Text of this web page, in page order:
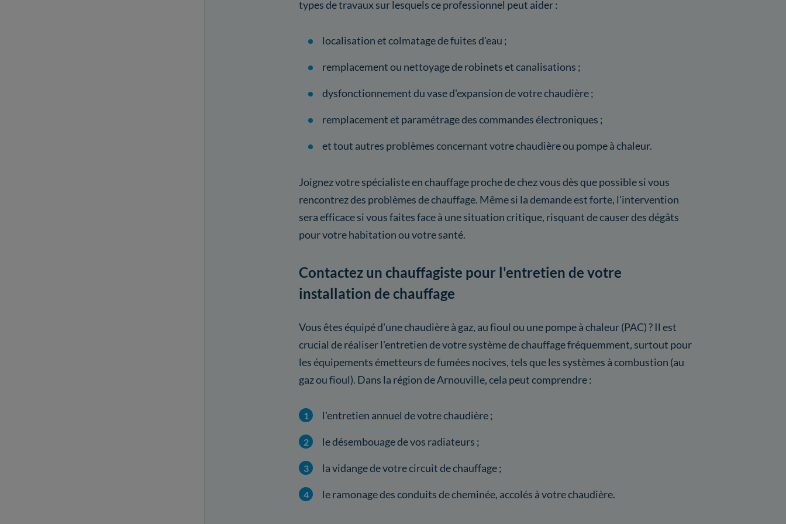
types de travaux sur lesquels ce professionnel peut aider :
localisation et colmatage de fuites d'eau ;
remplacement ou nettoyage de robinets et canalisations ;
dysfonctionnement du vase d'expansion de votre chaudière ;
remplacement et paramétrage des commandes électroniques ;
et tout autres problèmes concernant votre chaudière ou pompe à chaleur.
Joignez votre spécialiste en chauffage proche de chez vous dès que possible si vous
rencontrez des problèmes de chauffage. Même si la demande est forte, l'intervention
sera efficace si vous faites face à une situation critique, risquant de causer des dégâts
pour votre habitation ou votre santé.
Contactez un chauffagiste pour l'entretien de votre
installation de chauffage
Vous êtes équipé d'une chaudière à gaz, au fioul ou une pompe à chaleur (PAC) ? Il est
crucial de réaliser l'entretien de votre système de chauffage fréquemment, surtout pour
les équipements émetteurs de fumées nocives, tels que les systèmes à combustion (au
gaz ou fioul). Dans la région de Arnouville, cela peut comprendre :
l'entretien annuel de votre chaudière ;
le désembouage de vos radiateurs ;
la vidange de votre circuit de chauffage ;
le ramonage des conduits de cheminée, accolés à votre chaudière.